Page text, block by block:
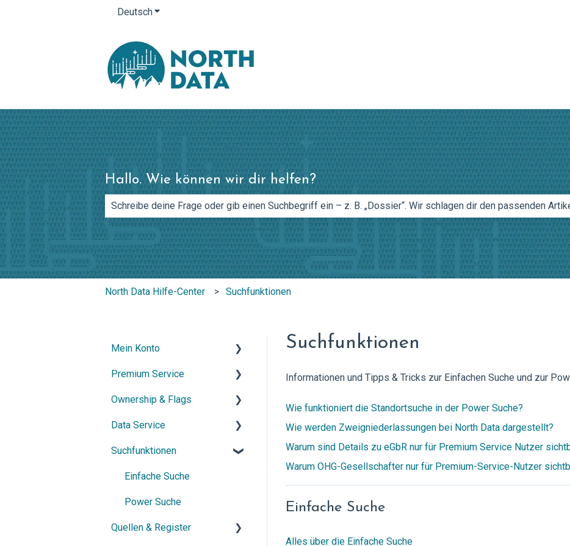
DeutschUntermenü für Übersetzungen anzeigen
Hallo. Wie können wir dir helfen?
Es gibt keine Vorschläge, da das Suchfeld leer ist.
North Data Hilfe-Center Suchfunktionen
Suchfunktionen
Informationen und Tipps & Tricks zur Einfachen Suche und zur
Wie funktioniert die Standortsuche in der Power Suche?
Wie werden Zweigniederlassungen bei North Data dargestellt?
Warum sind Details zu eGbR nur für Premium Service Nutzer
Warum OHG-Gesellschafter nur für Premium-Service-Nutzer
Einfache Suche
Alles über die Einfache Suche
Mein Konto
Konto & Zugang
Abonnement & Kündigung
Kontakt & Support
Premium Service
Allgemeine Informationen
Dossier
Netzwerkdiagramm
Watchlist
Ownership & Flags
Allgemeine Informationen
Ownership-Funktionen
Data Service
API
Exporte
Suchfunktionen
Einfache Suche
Power Suche
Quellen & Register